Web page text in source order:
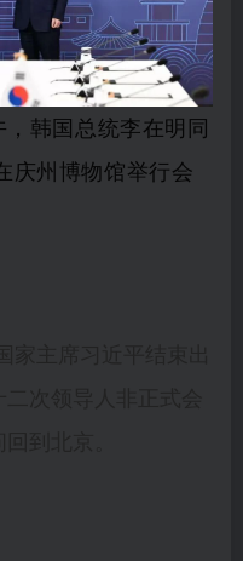
韩国总统李在明同
庆州博物馆举行会